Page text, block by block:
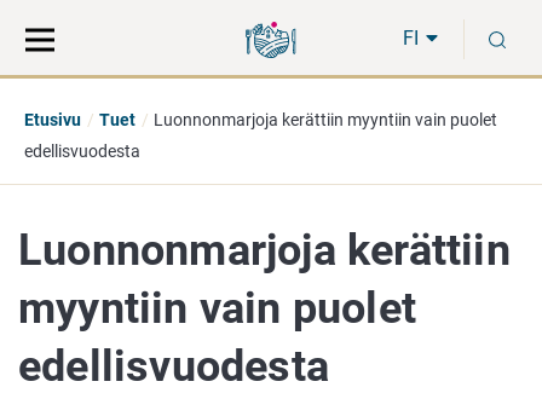
suoraan
sisältöön
koko
sivuston
FI
Etusivu Tuet
Luonnonmarjoja kerättiin myyntiin vain puolet
edellisvuodesta
Luonnonmarjoja kerättiin
myyntiin vain puolet
edellisvuodesta